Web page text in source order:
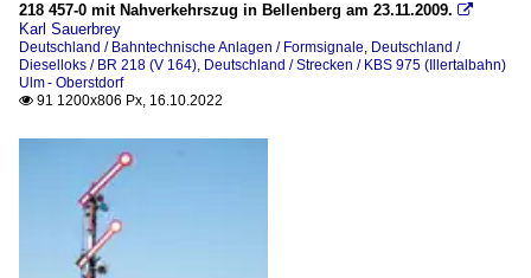
218 457-0 mit Nahverkehrszug in Bellenberg am 23.11.2009. 
Karl Sauerbrey
Deutschland / Bahntechnische Anlagen / Formsignale, Deutschland /
Dieselloks / BR 218 (V 164), Deutschland / Strecken / KBS 975 (Illertalbahn)
Ulm - Oberstdorf
 91 1200x806 Px, 16.10.2022